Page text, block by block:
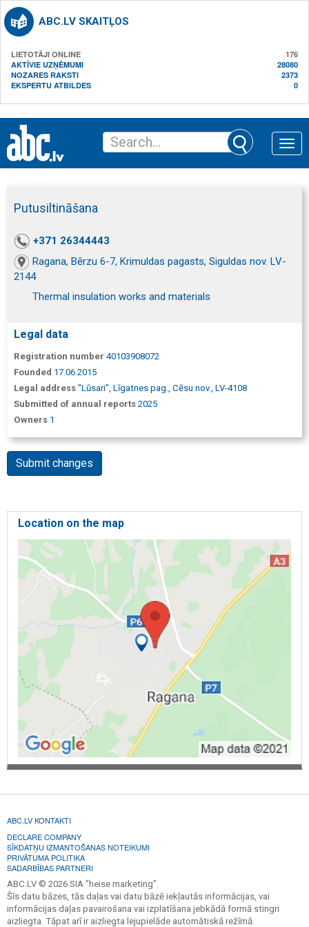
ABC.LV SKAITĻOS
LIETOTĀJI ONLINE
176
AKTĪVIE UZŅĒMUMI
28080
NOZARES RAKSTI
2373
EKSPERTU ATBILDES
0
Toggle
Putusiltināšana
+371 26344443
Ragana, Bērzu 6-7, Krimuldas pagasts, Siguldas nov. LV-
2144
Thermal insulation works and materials
Legal data
Registration number 40103908072
Founded 17.06.2015
Legal address "Lūsari", Līgatnes pag., Cēsu nov., LV-4108
Submitted of annual reports 2025
Owners 1
Submit changes
Location on the map
ABC.LV KONTAKTI
DECLARE COMPANY
SĪKDATŅU IZMANTOŠANAS NOTEIKUMI
PRIVĀTUMA POLITIKA
SADARBĪBAS PARTNERI
ABC.LV © 2026 SIA "heise marketing".
Šīs datu bāzes, tās daļas vai datu bāzē iekļautās informācijas, vai
informācijas daļas pavairošana vai izplatīšana jebkādā formā stingri
aizliegta. Tāpat arī ir aizliegta lejupielāde automātiskā režīmā.